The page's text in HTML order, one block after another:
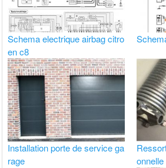
Schema electrique airbag citro
en c8
Installation porte de service ga
rage